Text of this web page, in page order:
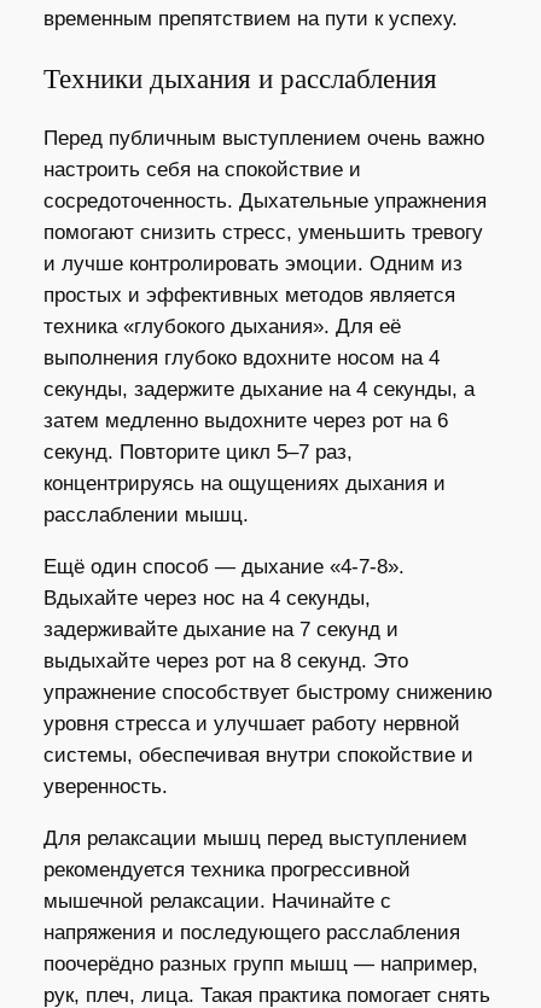
временным препятствием на пути к успеху.
Техники дыхания и расслабления
Перед публичным выступлением очень важно
настроить себя на спокойствие и
сосредоточенность. Дыхательные упражнения
помогают снизить стресс, уменьшить тревогу
и лучше контролировать эмоции. Одним из
простых и эффективных методов является
техника «глубокого дыхания». Для её
выполнения глубоко вдохните носом на 4
секунды, задержите дыхание на 4 секунды, а
затем медленно выдохните через рот на 6
секунд. Повторите цикл 5–7 раз,
концентрируясь на ощущениях дыхания и
расслаблении мышц.
Ещё один способ — дыхание «4-7-8».
Вдыхайте через нос на 4 секунды,
задерживайте дыхание на 7 секунд и
выдыхайте через рот на 8 секунд. Это
упражнение способствует быстрому снижению
уровня стресса и улучшает работу нервной
системы, обеспечивая внутри спокойствие и
уверенность.
Для релаксации мышц перед выступлением
рекомендуется техника прогрессивной
мышечной релаксации. Начинайте с
напряжения и последующего расслабления
поочерёдно разных групп мышц — например,
рук, плеч, лица. Такая практика помогает снять